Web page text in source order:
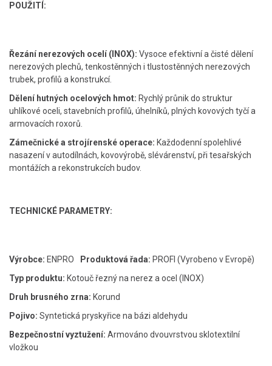
POUŽITÍ:
Řezání nerezových ocelí (INOX): Vysoce efektivní a čisté dělení
nerezových plechů, tenkostěnných i tlustostěnných nerezových
trubek, profilů a konstrukcí.
Dělení hutných ocelových hmot: Rychlý průnik do struktur
uhlíkové oceli, stavebních profilů, úhelníků, plných kovových tyčí a
armovacích roxorů.
Zámečnické a strojírenské operace: Každodenní spolehlivé
nasazení v autodílnách, kovovýrobě, slévárenství, při tesařských
montážích a rekonstrukcích budov.
TECHNICKÉ PARAMETRY:
Výrobce: ENPRO Produktová řada: PROFI (Vyrobeno v Evropě)
Typ produktu: Kotouč řezný na nerez a ocel (INOX)
Druh brusného zrna: Korund
Pojivo: Syntetická pryskyřice na bázi aldehydu
Bezpečnostní vyztužení: Armováno dvouvrstvou sklotextilní
vložkou